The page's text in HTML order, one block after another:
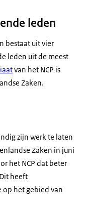
leden
bestaat uit vier
leden uit de meest
van het NCP is
Zaken.
zijn werk te laten
Zaken in juni
het NCP dat beter
heeft
het gebied van